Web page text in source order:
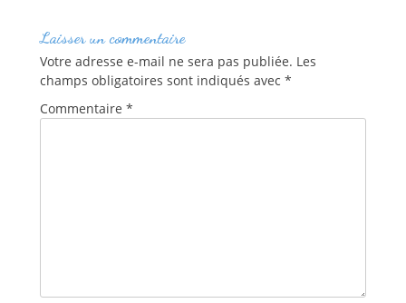
Laisser un commentaire
Votre adresse e-mail ne sera pas publiée. Les
champs obligatoires sont indiqués avec *
Commentaire *